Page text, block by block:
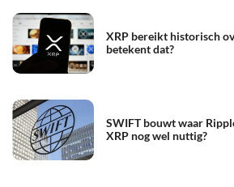
XRP bereikt historisch
betekent dat?
SWIFT bouwt waar
XRP nog wel nuttig?